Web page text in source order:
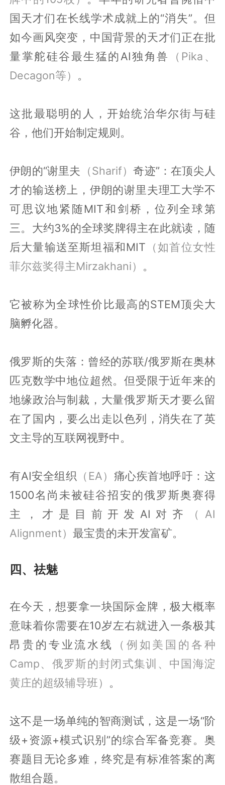
国天才们在长线学术成就上的“消失”。但
如今画风突变，中国背景的天才们正在批
量掌舵硅谷最生猛的AI独角兽
（Pika、
Decagon等） 。
这批最聪明的人，开始统治华尔街与硅
谷，他们开始制定规则。
伊朗的“谢里夫 （Sharif）奇迹”：在顶尖人
才的输送榜上，伊朗的谢里夫理工大学不
可思议地紧随MIT和剑桥，位列全球第
三。大约3%的全球奖牌得主在此就读，随
后大量输送至斯坦福和MIT （如首位女性
菲尔兹奖得主Mirzakhani） 。
它被称为全球性价比最高的STEM顶尖大
脑孵化器。
俄罗斯的失落：曾经的苏联/俄罗斯在奥林
匹克数学中地位超然。但受限于近年来的
地缘政治与制裁，大量俄罗斯天才要么留
在了国内，要么出走以色列，消失在了英
文主导的互联网视野中。
有AI安全组织 （EA） 痛心疾首地呼吁：这
1500名尚未被硅谷招安的俄罗斯奥赛得
主，才是目前开发AI对齐
（AI
Alignment）最宝贵的未开发富矿。
四、祛魅
在今天，想要拿一块国际金牌，极大概率
意味着你需要在10岁左右就进入一条极其
昂贵的专业流水线
（例如美国的各种
Camp、俄罗斯的封闭式集训、中国海淀
黄庄的超级辅导班） 。
这不是一场单纯的智商测试，这是一场“阶
级+资源+模式识别”的综合军备竞赛。奥
赛题目无论多难，终究是有标准答案的离
散组合题。